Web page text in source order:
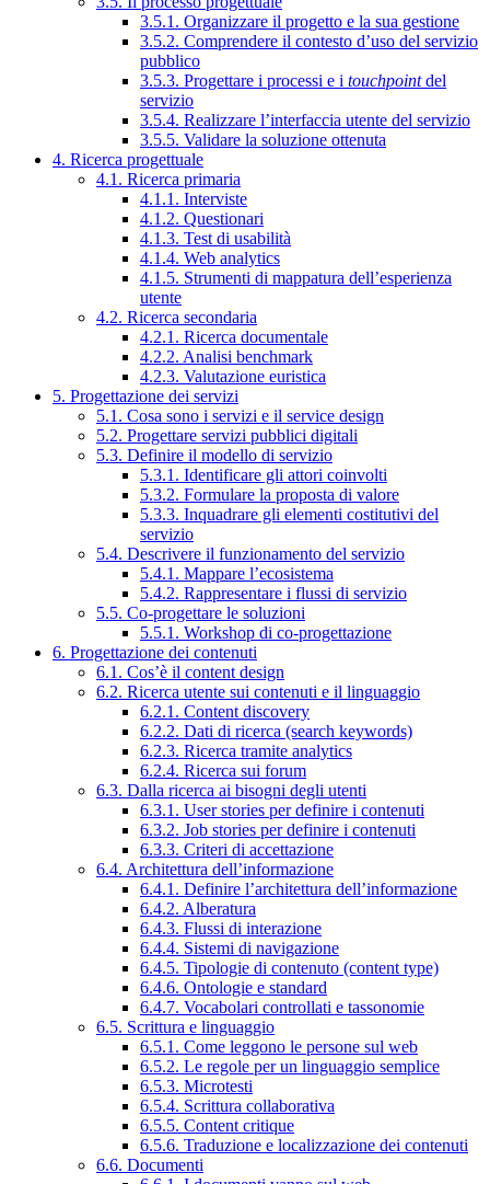
3.5.1. Organizzare il progetto e la sua gestione
3.5.2. Comprendere il contesto d’uso del servizio
pubblico
3.5.3. Progettare i processi e i touchpointdel
servizio
3.5.4. Realizzare l’interfaccia utente del servizio
3.5.5. Validare la soluzione ottenuta
4. Ricerca progettuale
4.1. Ricerca primaria
4.1.1. Interviste
4.1.2. Questionari
4.1.3. Test di usabilità
4.1.4. Web analytics
4.1.5. Strumenti di mappatura dell’esperienza
utente
4.2. Ricerca secondaria
4.2.1. Ricerca documentale
4.2.2. Analisi benchmark
4.2.3. Valutazione euristica
5. Progettazione dei servizi
5.1. Cosa sono i servizi e il service design
5.2. Progettare servizi pubblici digitali
5.3. Definire il modello di servizio
5.3.1. Identificare gli attori coinvolti
5.3.2. Formulare la proposta di valore
5.3.3. Inquadrare gli elementi costitutivi del
servizio
5.4. Descrivere il funzionamento del servizio
5.4.1. Mappare l’ecosistema
5.4.2. Rappresentare i flussi di servizio
5.5. Co-progettare le soluzioni
5.5.1. Workshop di co-progettazione
6. Progettazione dei contenuti
6.1. Cos’è il content design
6.2. Ricerca utente sui contenuti e il linguaggio
6.2.1. Content discovery
6.2.2. Dati di ricerca (search keywords)
6.2.3. Ricerca tramite analytics
6.2.4. Ricerca sui forum
6.3. Dalla ricerca ai bisogni degli utenti
6.3.1. User stories per definire i contenuti
6.3.2. Job stories per definire i contenuti
6.3.3. Criteri di accettazione
6.4. Architettura dell’informazione
6.4.1. Definire l’architettura dell’informazione
6.4.2. Alberatura
6.4.3. Flussi di interazione
6.4.4. Sistemi di navigazione
6.4.5. Tipologie di contenuto (content type)
6.4.6. Ontologie e standard
6.4.7. Vocabolari controllati e tassonomie
6.5. Scrittura e linguaggio
6.5.1. Come leggono le persone sul web
6.5.2. Le regole per un linguaggio semplice
6.5.3. Microtesti
6.5.4. Scrittura collaborativa
6.5.5. Content critique
6.5.6. Traduzione e localizzazione dei contenuti
6.6. Documenti